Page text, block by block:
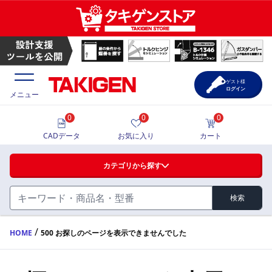
ハンドル・取手・つまみ・周辺機器
FA・A
蝶番・ステー・周辺機器
価格一覧
製品カタログ
メニュー
カテゴリから探す
検索
0
CADデータ
0
お気に入り
0
カート
ゲスト様
ログイン
HOME / 500 お探しのページを表示できませんでした